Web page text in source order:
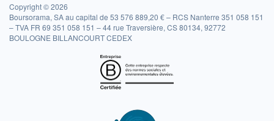
Copyright © 2026
Boursorama, SA au capital de 53 576 889,20 € – RCS Nanterre 351 058 151
– TVA FR 69 351 058 151 – 44 rue Traversière, CS 80134, 92772
BOULOGNE BILLANCOURT CEDEX